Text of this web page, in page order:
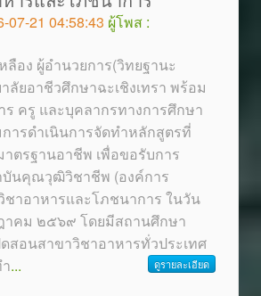
07-21 04:58:43 ผู้โพส :
ลือง ผู้อำนวยการ(วิทยฐานะ
ลัยอาชีวศึกษาฉะเชิงเทรา พร้อม
ครู และบุคลากรทางการศึกษา
ารดำเนินการจัดทำหลักสูตรที่
ตรฐานอาชีพ เพื่อขอรับการ
บันคุณวุฒิวิชาชีพ (องค์การ
าอาหารและโภชนาการ ในวัน
าคม ๒๕๖๙ โดยมีสถานศึกษา
สอนสาขาวิชาอาหารทั่วประเทศ
... ดูรายละเอียด